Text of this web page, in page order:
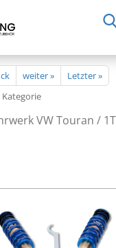
weiter »
Letzter »
VW Touran / 1T